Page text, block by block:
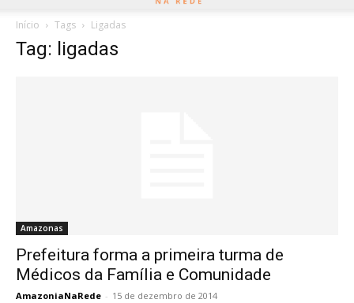
Início Tags Ligadas
Tag: ligadas
Amazonas
Prefeitura forma a primeira turma de
Médicos da Família e Comunidade
AmazoniaNaRede - 15 de dezembro de 2014